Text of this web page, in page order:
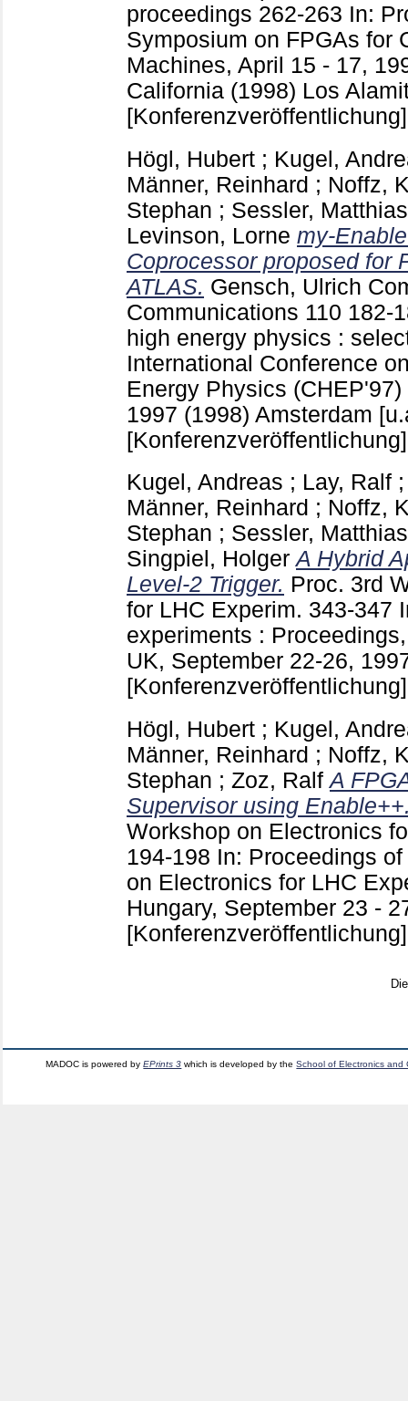
proceedings 262-263 In:
Symposium on FPGAs for
Machines, April 15 - 17,
California (1998) Los
[Konferenzveröffentlichung]
Högl, Hubert ; Kugel,
Männer, Reinhard ; Noffz,
Stephan ; Sessler, Matthias
Levinson, Lorne my-
Coprocessor proposed for
ATLAS. Gensch, Ulrich
Communications 110 182-
high energy physics :
International Conference
Energy Physics
1997 (1998) Amsterdam
[Konferenzveröffentlichung]
Kugel, Andreas ; Lay, Ralf
Männer, Reinhard ; Noffz,
Stephan ; Sessler, Matthias
Singpiel, Holger A Hybrid
Level-2 Trigger. Proc. 3rd
for LHC Experim. 343-347
experiments :
UK, September 22-26,
[Konferenzveröffentlichung]
Högl, Hubert ; Kugel,
Männer, Reinhard ; Noffz,
Stephan ; Zoz, Ralf A
Supervisor using
Workshop on Electronics
194-198 In: Proceedings
on Electronics for LHC
Hungary, September 23 -
[Konferenzveröffentlichung]
MADOC is powered byEPrints 3 which is developed by theSchool of Electronics and